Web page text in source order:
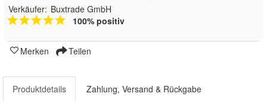
Verkäufer: Buxtrade GmbH
100% positiv
Merken Teilen
Produktdetails Zahlung, Versand & Rückgabe